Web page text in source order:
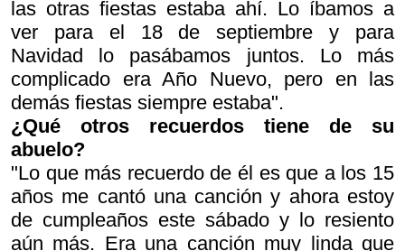
las otras fiestas estaba ahí. Lo íbamos a
ver para el 18 de septiembre y para
Navidad lo pasábamos juntos. Lo más
complicado era Año Nuevo, pero en las
demás fiestas siempre estaba".
¿Qué otros recuerdos tiene de su
abuelo?
"Lo que más recuerdo de él es que a los 15
años me cantó una canción y ahora estoy
de cumpleaños este sábado y lo resiento
aún más. Era una canción muy linda que